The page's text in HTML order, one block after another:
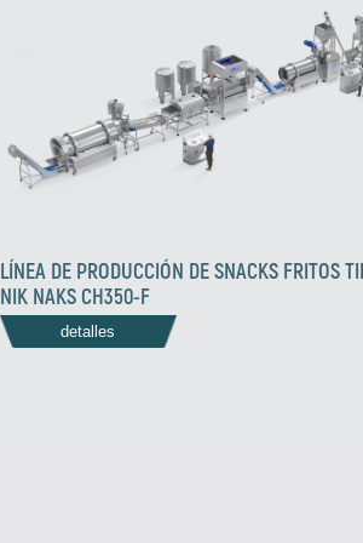
LÍNEA DE PRODUCCIÓN DE SNACKS FRITOS
NIK NAKS CH350-F
detalles